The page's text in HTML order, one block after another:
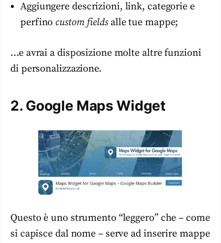
Aggiungere descrizioni, link, categorie e
perfino custom fieldsalle tue mappe;
…e avrai a disposizione molte altre funzioni
di personalizzazione.
2. Google Maps Widget
Questo è uno strumento “leggero” che – come
si capisce dal nome – serve ad inserire mappe